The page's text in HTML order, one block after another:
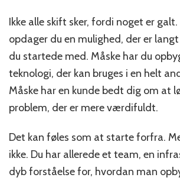
Ikke alle skift sker, fordi noget er
opdager du en mulighed, der er
du startede med. Måske har du
teknologi, der kan bruges i en helt
Måske har en kunde bedt dig om at
problem, der er mere værdifuldt.
Det kan føles som at starte forfra.
ikke. Du har allerede et team, en
dyb forståelse for, hvordan man